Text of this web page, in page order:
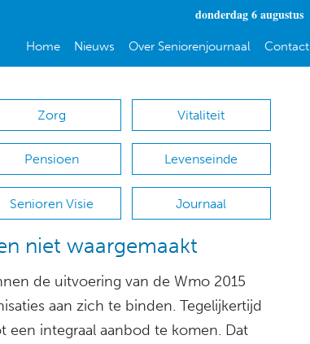
donderdag 6 augustus
Home Nieuws Over Seniorenjournaal Contact
Zorg Vitaliteit
Pensioen Levenseinde
Senioren Visie Journaal
niet waargemaakt
de uitvoering van de Wmo 2015
aan zich te binden. Tegelijkertijd
een integraal aanbod te komen. Dat